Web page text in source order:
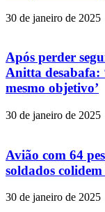
30 de janeiro de 2025
Após perder
Anitta desabafa:
mesmo objetivo’
30 de janeiro de 2025
Avião com 64
soldados
30 de janeiro de 2025